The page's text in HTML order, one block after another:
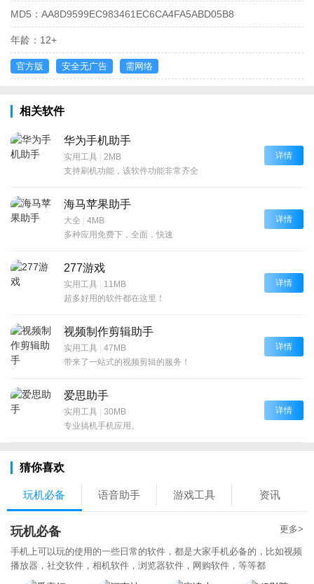
MD5： AA8D9599EC983461EC6CA4FA5ABD05B8
年龄： 12+
官方版 安全无广告 需网络
相关软件
华为手机助手
实用工具 | 2MB
支持刷机功能，该软件功能非常齐全
详情
海马苹果助手
大全 | 4MB
多种应用免费下，全面，快速
详情
277游戏
实用工具 | 11MB
超多好用的软件都在这里！
详情
视频制作剪辑助手
实用工具 | 47MB
带来了一站式的视频剪辑的服务！
详情
爱思助手
实用工具 | 30MB
专业搞机手机应用。
详情
猜你喜欢
玩机必备 语音助手 游戏工具 资讯
玩机必备 更多>
手机上可以玩的使用的一些日常的软件，都是大家手机必备的，比如视频
播放器，社交软件，相机软件，浏览器软件，网购软件，等等都